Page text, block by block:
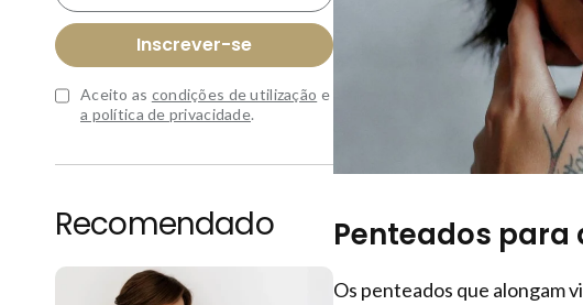
Inscrever-se
Aceito as condições de utilização e
a política de privacidade.
Recomendado Penteados
Os penteados que alongam